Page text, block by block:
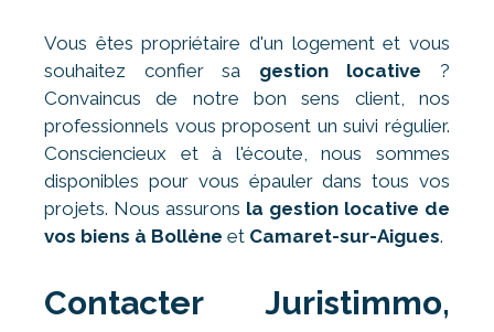
Vous êtes propriétaire d'un logement et vous
souhaitez confier sa gestion locative ?
Convaincus de notre bon sens client, nos
professionnels vous proposent un suivi régulier.
Consciencieux et à l'écoute, nous sommes
disponibles pour vous épauler dans tous vos
projets. Nous assurons la gestion locative de
vos biens à Bollène et Camaret-sur-Aigues.
Contacter Juristimmo,